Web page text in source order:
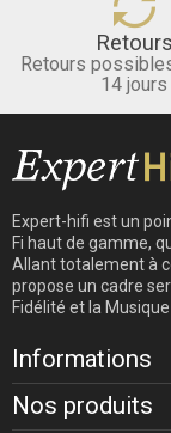
Retours
Retours
14 jours
Expert-hifi est un
Fi haut de gamme,
Allant totalement à
propose un cadre
Fidélité et la
Informations
Nos produits